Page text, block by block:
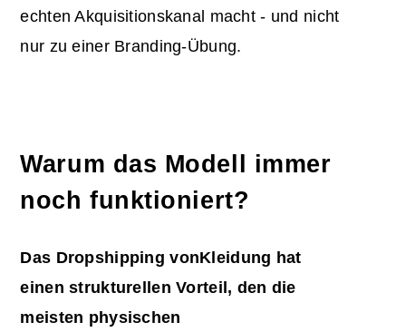
echten Akquisitionskanal macht - und nicht
nur zu einer Branding-Übung.
Warum das Modell immer
noch funktioniert?
Das Dropshipping vonKleidung hat
einen strukturellen Vorteil, den die
meisten physischen